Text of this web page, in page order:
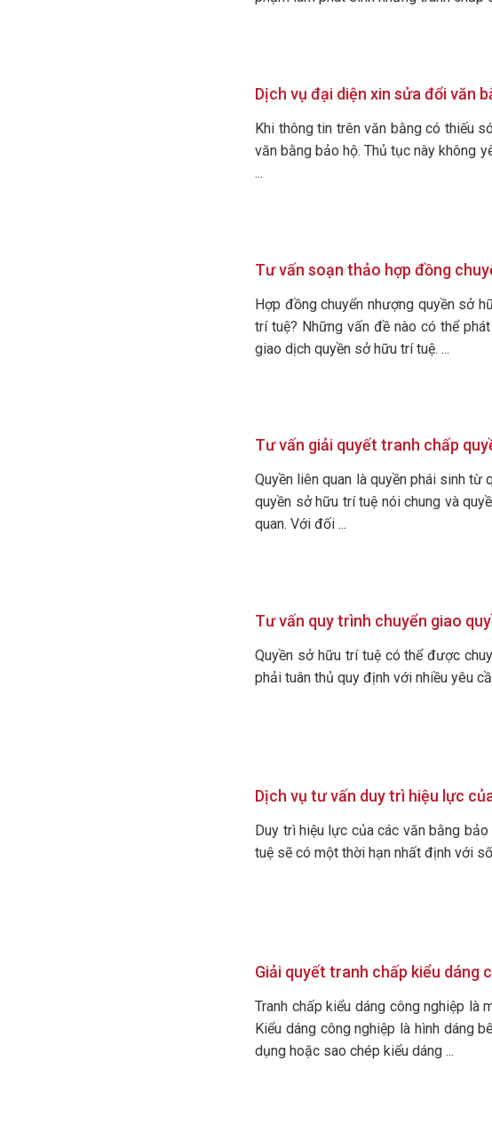
Dịch vụ đại diện xin sửa đổi văn
Khi thông tin trên văn bằng có thiếu
văn bằng bảo hộ. Thủ tục này không
...
Tư vấn soạn thảo hợp đồng
Hợp đồng chuyển nhượng quyền sở
trí tuệ? Những vấn đề nào có thể
giao dịch quyền sở hữu trí tuệ. ...
Tư vấn giải quyết tranh chấp
Quyền liên quan là quyền phái sinh từ
quyền sở hữu trí tuệ nói chung và
quan. Với đối ...
Tư vấn quy trình chuyển giao
Quyền sở hữu trí tuệ có thể được
phải tuân thủ quy định với nhiều yêu
Dịch vụ tư vấn duy trì hiệu lực
Duy trì hiệu lực của các văn bằng
tuệ sẽ có một thời hạn nhất định với
Giải quyết tranh chấp kiểu dáng
Tranh chấp kiểu dáng công nghiệp là
Kiểu dáng công nghiệp là hình dáng
dụng hoặc sao chép kiểu dáng ...